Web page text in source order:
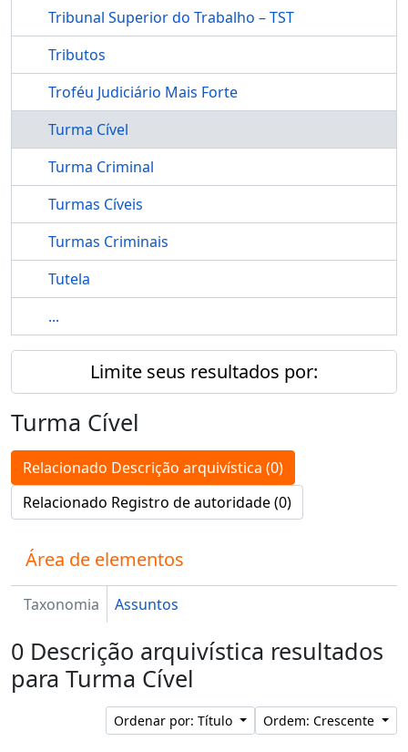
Tribunal Superior do Trabalho – TST
Tributos
Troféu Judiciário Mais Forte
Turma Cível
Turma Criminal
Turmas Cíveis
Turmas Criminais
Tutela
...
Limite seus resultados por:
Turma Cível
Relacionado Descrição arquivística (0)
Relacionado Registro de autoridade (0)
Área de elementos
Taxonomia Assuntos
0 Descrição arquivística resultados
para Turma Cível
Ordenar por: Título Ordem: Crescente